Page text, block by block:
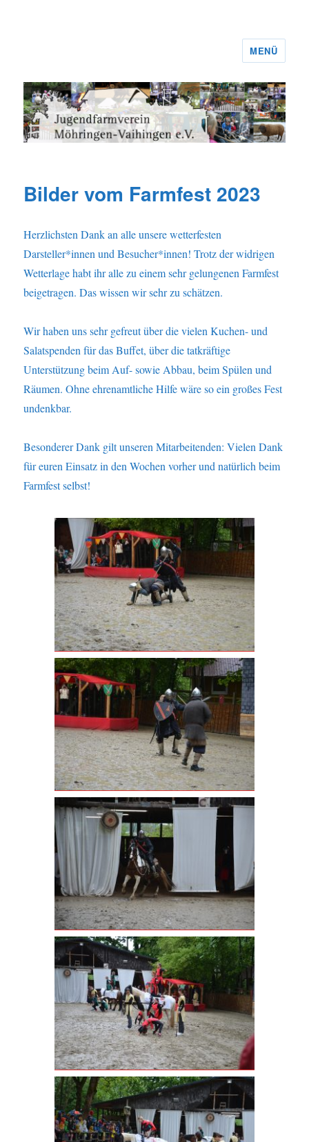
Jugendfarmverein Möhringen-
Vaihingen e.V.
MENÜ
Bilder vom Farmfest 2023
Herzlichsten Dank an alle unsere wetterfesten
Darsteller*innen und Besucher*innen! Trotz der widrigen
Wetterlage habt ihr alle zu einem sehr gelungenen Farmfest
beigetragen. Das wissen wir sehr zu schätzen.
Wir haben uns sehr gefreut über die vielen Kuchen- und
Salatspenden für das Buffet, über die tatkräftige
Unterstützung beim Auf- sowie Abbau, beim Spülen und
Räumen. Ohne ehrenamtliche Hilfe wäre so ein großes Fest
undenkbar.
Besonderer Dank gilt unseren Mitarbeitenden: Vielen Dank
für euren Einsatz in den Wochen vorher und natürlich beim
Farmfest selbst!